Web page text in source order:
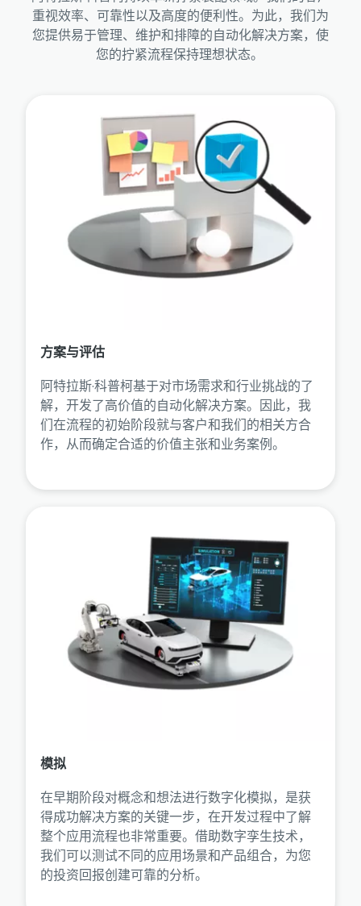
重视效率、可靠性以及高度的便利性。为此，我们为
您提供易于管理、维护和排障的自动化解决方案，使
您的拧紧流程保持理想状态。
方案与评估
阿特拉斯·科普柯基于对市场需求和行业挑战的了
解，开发了高价值的自动化解决方案。因此，我
们在流程的初始阶段就与客户和我们的相关方合
作，从而确定合适的价值主张和业务案例。
模拟
在早期阶段对概念和想法进行数字化模拟，是获
得成功解决方案的关键一步，在开发过程中了解
整个应用流程也非常重要。借助数字孪生技术，
我们可以测试不同的应用场景和产品组合，为您
的投资回报创建可靠的分析。